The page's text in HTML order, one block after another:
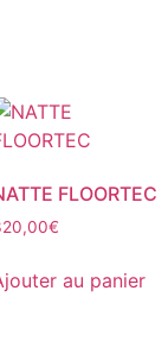
FLOORTEC
€
au panier